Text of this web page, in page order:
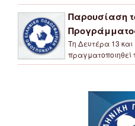
Παρουσίαση
Τη Δευτέρα 13 και
πραγματοποιηθεί